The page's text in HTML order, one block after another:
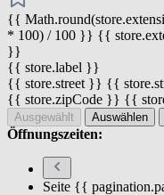
{{
* 100) / 100 }} {{
}}
{{ store.label }}
{{ store.street }} {{
{{ store.zipCode }} {{
Ausgewählt Auswählen
Öffnungszeiten:
Seite {{